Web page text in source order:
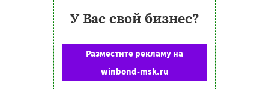
У Вас свой бизнес?
Разместите рекламу на
winbond-msk.ru